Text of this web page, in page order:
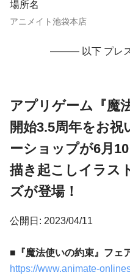
場所名
アニメイト池袋本店
——— 以下 プレ
アプリゲーム『魔
開始3.5周年をお
ーショップが6月
描き起こしイラス
ズが登場！
公開日: 2023/04/11
■『魔法使いの約束』フェ
https://www.animate-